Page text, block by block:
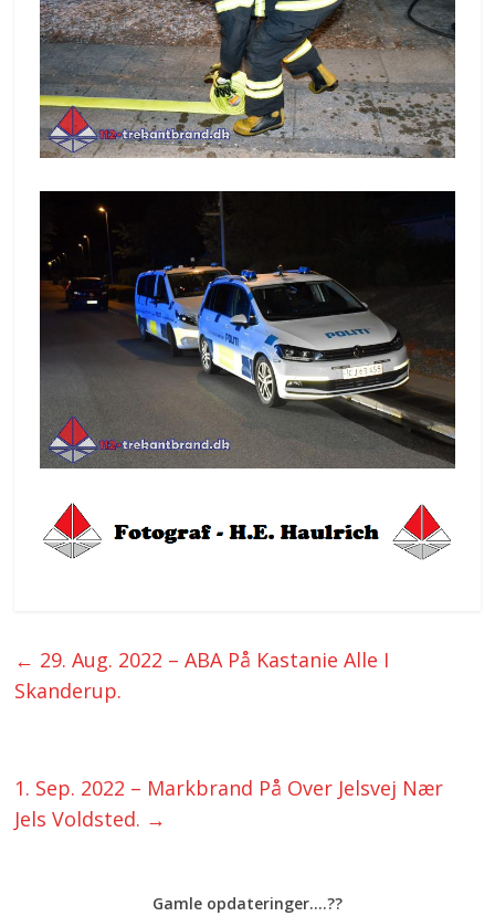
← 29. Aug. 2022 – ABA På Kastanie Alle I
Skanderup.
1. Sep. 2022 – Markbrand På Over Jelsvej Nær
Jels Voldsted. →
Gamle opdateringer....??